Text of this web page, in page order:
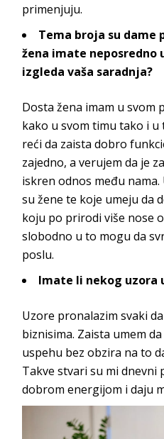
primenjuju.
Tema broja su dame
žena imate neposredno
izgleda vaša saradnja?
Dosta žena imam u svom
kako u svom timu tako i
reći da zaista dobro
zajedno, a verujem da je
iskren odnos među
su žene te koje umeju da
koju po prirodi više nose
slobodno u to mogu da
poslu.
Imate li nekog uzora
Uzore pronalazim svaki
biznisima. Zaista umem
uspehu bez obzira na to
Takve stvari su mi dnevni
dobrom energijom i daju